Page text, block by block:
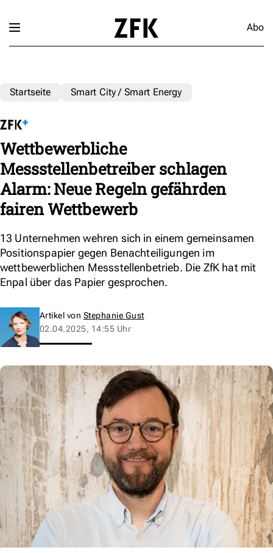
Abo
Startseite Smart City / Smart Energy
Wettbewerbliche
Messstellenbetreiber schlagen
Alarm: Neue Regeln gefährden
fairen Wettbewerb
13 Unternehmen wehren sich in einem gemeinsamen
Positionspapier gegen Benachteiligungen im
wettbewerblichen Messstellenbetrieb. Die ZfK hat mit
Enpal über das Papier gesprochen.
Artikel von Stephanie Gust
02.04.2025, 14:55 Uhr